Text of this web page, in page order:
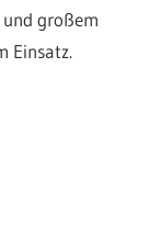
großem
Einsatz.